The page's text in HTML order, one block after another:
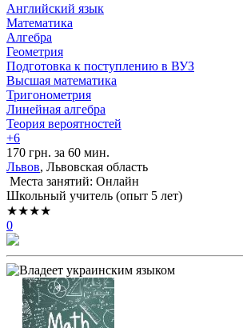
Английский язык
Математика
Алгебра
Геометрия
Подготовка к поступлению в ВУЗ
Высшая математика
Тригонометрия
Линейная алгебра
Теория вероятностей
+6
170 грн. за 60 мин.
Львов, Львовская область
Места занятий: Онлайн
Школьный учитель (опыт 5 лет)
★★★★
0